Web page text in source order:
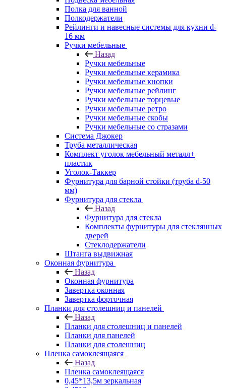
Полка для ванной
Полкодержатели
Рейлинги и навесные системы для кухни d-
16 мм
Ручки мебельные
Назад
Ручки мебельные
Ручки мебельные керамика
Ручки мебельные кнопки
Ручки мебельные рейлинг
Ручки мебельные торцевые
Ручки мебельные ретро
Ручки мебельные скобы
Ручки мебельные со стразами
Система Джокер
Труба металлическая
Комплект уголок мебельный металл+
пластик
Уголок-Таккер
Фурнитура для барной стойки (труба d-50
мм)
Фурнитура для стекла
Назад
Фурнитура для стекла
Комплекты фурнитуры для стеклянных
дверей
Стеклодержатели
Штанга выдвижная
Оконная фурнитура
Назад
Оконная фурнитура
Завертка оконная
Завертка форточная
Планки для столешниц и панелей
Назад
Планки для столешниц и панелей
Планки для панелей
Планки для столешниц
Пленка самоклеящаяся
Назад
Пленка самоклеящаяся
0,45*13,5м зеркальная